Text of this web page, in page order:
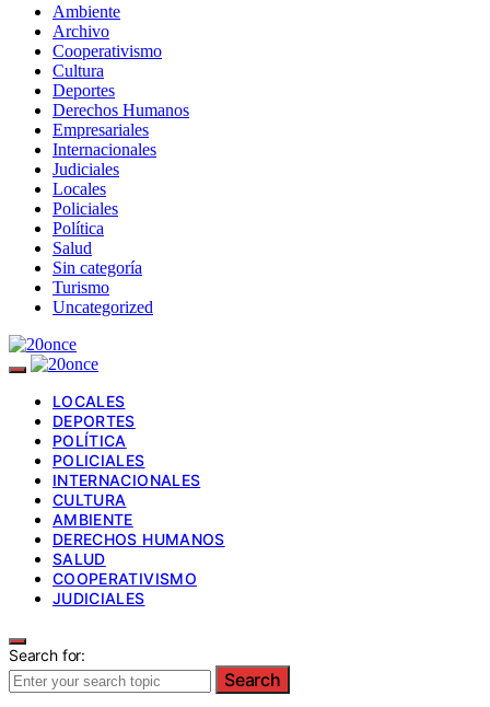
Ambiente
Archivo
Cooperativismo
Cultura
Deportes
Derechos Humanos
Empresariales
Internacionales
Judiciales
Locales
Policiales
Política
Salud
Sin categoría
Turismo
Uncategorized
LOCALES
DEPORTES
POLÍTICA
POLICIALES
INTERNACIONALES
CULTURA
AMBIENTE
DERECHOS HUMANOS
SALUD
COOPERATIVISMO
JUDICIALES
Search for:
Search